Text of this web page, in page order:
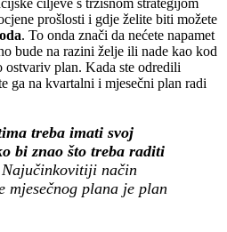
prošlosti i gdje želite biti možete
. To onda znači da nećete napamet
bude na razini želje ili nade kao kod
ostvariv plan. Kada ste odredili
ga na kvartalni i mjesečni plan radi
treba imati svoj
bi znao što treba raditi
Najučinkovitiji način
mjesečnog plana je plan